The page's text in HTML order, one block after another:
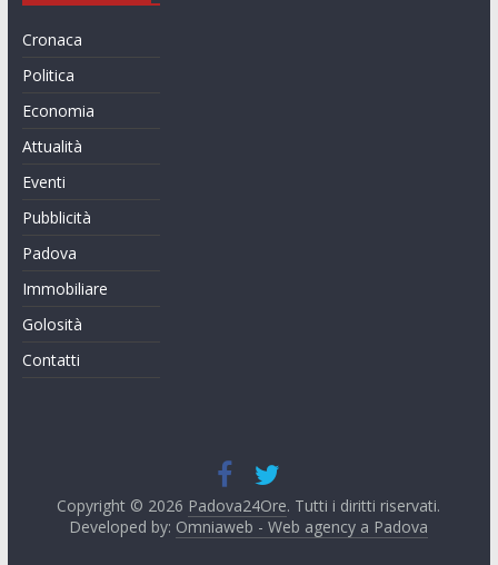
Cronaca
Politica
Economia
Attualità
Eventi
Pubblicità
Padova
Immobiliare
Golosità
Contatti
Copyright © 2026 Padova24Ore. Tutti i diritti riservati.
Developed by: Omniaweb - Web agency a Padova